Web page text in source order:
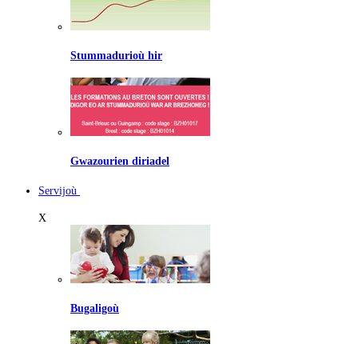
Stummadurioù hir
Gwazourien diriadel
Servijoù
X
Bugaligoù